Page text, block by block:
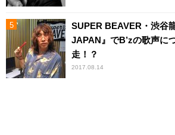
SUPER BEAVER・渋谷
JAPAN』でB’zの歌声に
走！？
2017.08.14